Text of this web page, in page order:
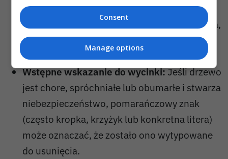
konieczność przycięcia suchych gałęzi,
usunięcia jemioły czy poprawy statyki drzewa,
aby nie zagrażało osobom korzystającym
z basenów.
Wstępne wskazanie do wycinki:Jeśli drzewo
jest chore, spróchniałe lub obumarłe i stwarza
niebezpieczeństwo, pomarańczowy znak
(często kropka, krzyżyk lub konkretna litera)
może oznaczać, że zostało ono wytypowane
do usunięcia.
Consent
Manage options